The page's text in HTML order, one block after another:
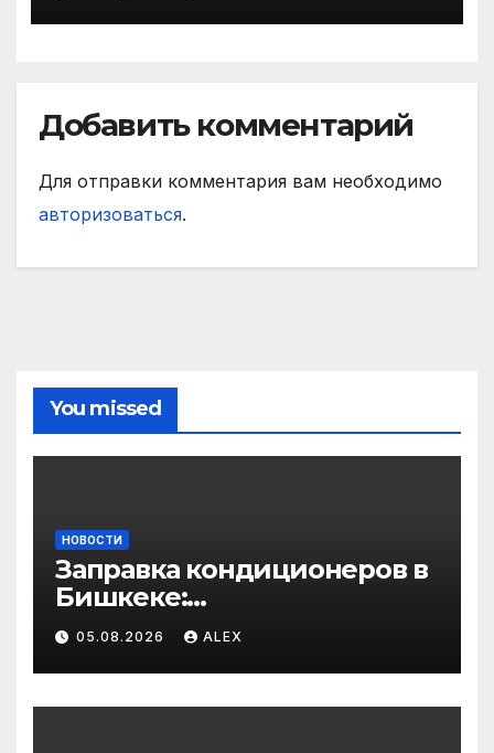
Добавить комментарий
Для отправки комментария вам необходимо
авторизоваться.
You missed
НОВОСТИ
Заправка кондиционеров в
Бишкеке:
профессиональные услуги
для дома и авто
05.08.2026 ALEX